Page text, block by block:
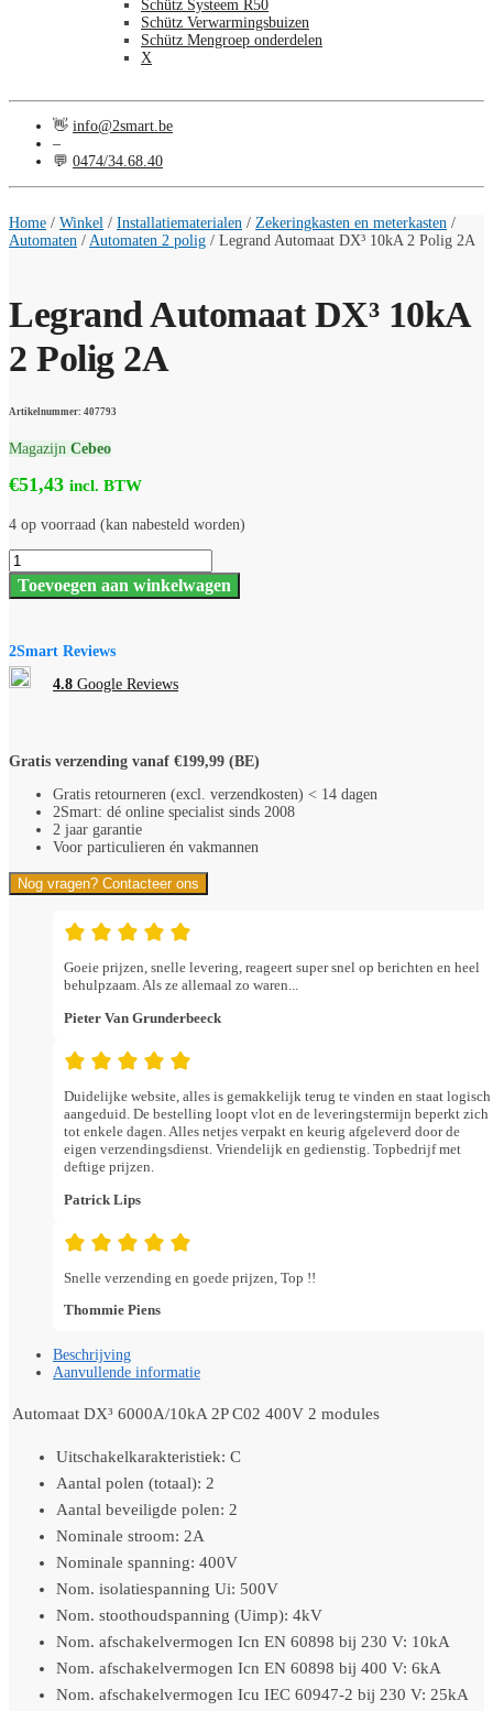
Schütz Systeem R50
Schütz Verwarmingsbuizen
Schütz Mengroep onderdelen
X
👋 info@2smart.be
–
💬 0474/34.68.40
Home / Winkel / Installatiematerialen / Zekeringkasten en meterkasten /
Automaten / Automaten 2 polig / Legrand Automaat DX³ 10kA 2 Polig 2A
Legrand Automaat DX³ 10kA
2 Polig 2A
Artikelnummer: 407793
Magazijn Cebeo
€51,43 incl. BTW
4 op voorraad (kan nabesteld worden)
Legrand
Automaat
DX³
Polig
2A
aantal
Toevoegen aan winkelwagen
2Smart Reviews
4.8 Google Reviews
Gratis verzending vanaf €199,99 (BE)
Gratis retourneren (excl. verzendkosten) < 14 dagen
2Smart: dé online specialist sinds 2008
2 jaar garantie
Voor particulieren én vakmannen
Nog vragen? Contacteer ons
Goeie prijzen, snelle levering, reageert super snel op berichten en heel
behulpzaam. Als ze allemaal zo waren...
Pieter Van Grunderbeeck
Duidelijke website, alles is gemakkelijk terug te vinden en staat logisch
aangeduid. De bestelling loopt vlot en de leveringstermijn beperkt zich
tot enkele dagen. Alles netjes verpakt en keurig afgeleverd door de
eigen verzendingsdienst. Vriendelijk en gedienstig. Topbedrijf met
deftige prijzen.
Patrick Lips
Snelle verzending en goede prijzen, Top !!
Thommie Piens
Beschrijving
Aanvullende informatie
Automaat DX³ 6000A/10kA 2P C02 400V 2 modules
Uitschakelkarakteristiek: C
Aantal polen (totaal): 2
Aantal beveiligde polen: 2
Nominale stroom: 2A
Nominale spanning: 400V
Nom. isolatiespanning Ui: 500V
Nom. stoothoudspanning (Uimp): 4kV
Nom. afschakelvermogen Icn EN 60898 bij 230 V: 10kA
Nom. afschakelvermogen Icn EN 60898 bij 400 V: 6kA
Nom. afschakelvermogen Icu IEC 60947-2 bij 230 V: 25kA